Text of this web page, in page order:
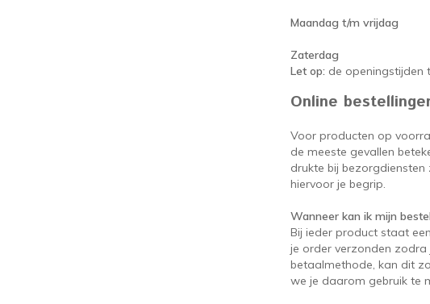
Maandag t/m vrijdag
Zaterdag
Let op: de openingstijden
Online
Voor producten op
de meeste gevallen
drukte bij
hiervoor je begrip.
Wanneer kan ik mijn
Bij ieder product staat
je order verzonden zodra
betaalmethode, kan dit
we je daarom gebruik te